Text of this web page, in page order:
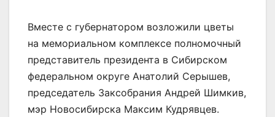
Вместе с губернатором возложили цветы
на мемориальном комплексе полномочный
представитель президента в Сибирском
федеральном округе Анатолий Серышев,
председатель Заксобрания Андрей Шимкив,
мэр Новосибирска Максим Кудрявцев.